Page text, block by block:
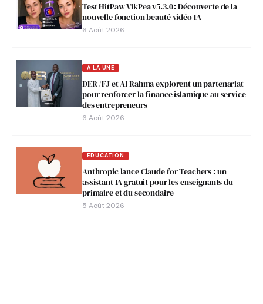
Test HitPaw VikPea v5.3.0 : Découverte de la
nouvelle fonction beauté vidéo IA
6 Août 2026
A LA UNE
DER /FJ et Al Rahma explorent un partenariat
pour renforcer la finance islamique au service
des entrepreneurs
6 Août 2026
EDUCATION
Anthropic lance Claude for Teachers : un
assistant IA gratuit pour les enseignants du
primaire et du secondaire
5 Août 2026